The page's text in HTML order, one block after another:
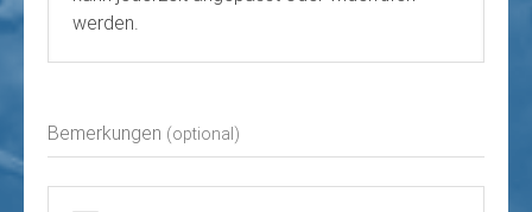
werden.
Bemerkungen (optional)